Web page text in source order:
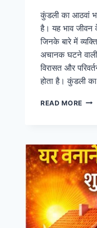
कुंडली का आठवां
है। यह भाव जीवन
जिनके बारे में
अचानक घटने वाली
विरासत और
होता है। कुंडली
READ MORE कुंडली
उससे
जुड़े
कार्य
|
रहस्य
और
8TH